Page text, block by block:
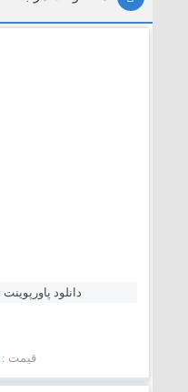
دانلود
قيمت :